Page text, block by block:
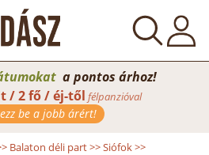
a pontos árhoz!
/ 2 fő / éj-től félpanzióval
be a jobb árért!
Balaton déli part>>Siófok>>